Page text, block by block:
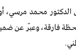
الدكتور محمد
فارقة، وعبّر عن